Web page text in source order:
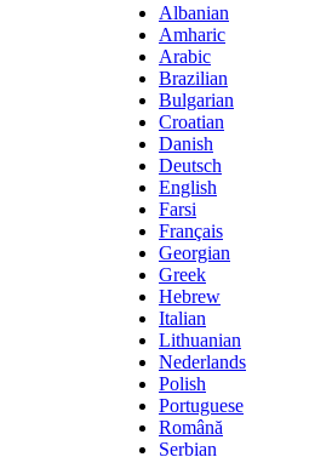
Albanian
Amharic
Arabic
Brazilian
Bulgarian
Croatian
Danish
Deutsch
English
Farsi
Français
Georgian
Greek
Hebrew
Italian
Lithuanian
Nederlands
Polish
Portuguese
Română
Serbian